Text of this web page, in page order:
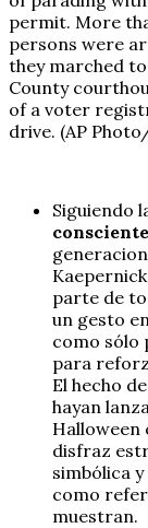
permit. More
persons were
they marched
County
of a voter
drive. (AP
Siguiendo
parte de
un gesto
como sólo
para
El hecho
hayan
Halloween
disfraz
simbólica
como
muestran.